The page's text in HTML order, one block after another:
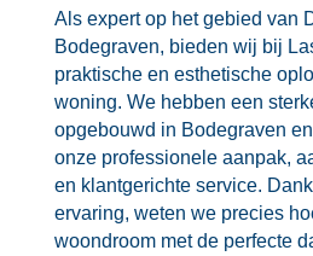
Als expert op het gebied van
Bodegraven, bieden wij bij
praktische en esthetische
woning.​ We hebben een
opgebouwd in Bodegraven
onze professionele aanpak,
en klantgerichte service.​
ervaring, weten we precies
woondroom met de perfecte